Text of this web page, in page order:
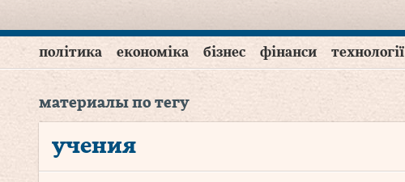
політика економіка бізнес фінанси технології
материалы по тегу
учения